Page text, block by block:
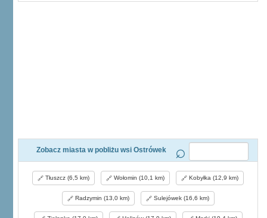
Zobacz miasta w pobliżu wsi Ostrówek
Tłuszcz (6,5 km) Wołomin (10,1 km) Kobyłka (12,9 km)
Radzymin (13,0 km) Sulejówek (16,6 km)